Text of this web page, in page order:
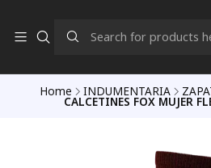
Home INDUMENTARIA
CALCETINES FOX MUJER